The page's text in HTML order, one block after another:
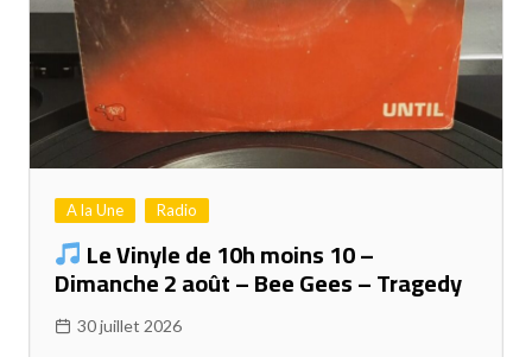
A la Une Radio
Le Vinyle de 10h moins 10 –
Dimanche 2 août – Bee Gees – Tragedy
30 juillet 2026